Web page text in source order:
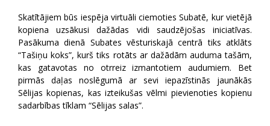
Skatītājiem būs iespēja virtuāli ciemoties Subatē, kur vietējā
kopiena uzsākusi dažādas vidi saudzējošas iniciatīvas.
Pasākuma dienā Subates vēsturiskajā centrā tiks atklāts
“Tašiņu koks”, kurš tiks rotāts ar dažādām auduma tašām,
kas gatavotas no otrreiz izmantotiem audumiem. Bet
pirmās daļas noslēgumā ar sevi iepazīstinās jaunākās
Sēlijas kopienas, kas izteikušas vēlmi pievienoties kopienu
sadarbības tīklam “Sēlijas salas”.